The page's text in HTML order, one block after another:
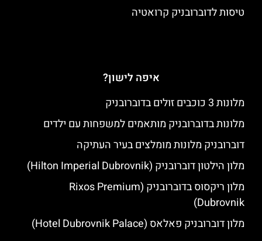
טיסות לדוברובניק קרואטיה
איפה לישון?
מלונות 3 כוכבים זולים בדוברובניק
מלונות בדוברובניק מותאמים למשפחות עם ילדים
דוברובניק מלונות מומלצים בעיר העתיקה
מלון הילטון דוברובניק (Hilton Imperial Dubrovnik)
מלון ריקסוס בדוברובניק (Rixos Premium
Dubrovnik)
מלון דוברובניק פאלאס (Hotel Dubrovnik Palace)